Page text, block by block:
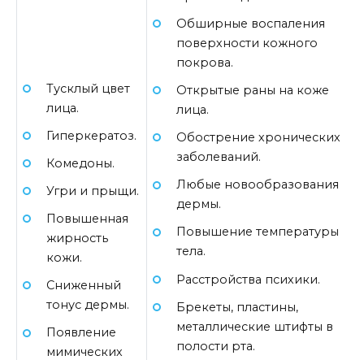
Тусклый цвет
лица.
Гиперкератоз.
Комедоны.
Угри и прыщи.
Повышенная
жирность
кожи.
Сниженный
тонус дермы.
Появление
мимических
Обширные воспаления
поверхности кожного
покрова.
Открытые раны на коже
лица.
Обострение хронических
заболеваний.
Любые новообразования
дермы.
Повышение температуры
тела.
Расстройства психики.
Брекеты, пластины,
металлические штифты в
полости рта.